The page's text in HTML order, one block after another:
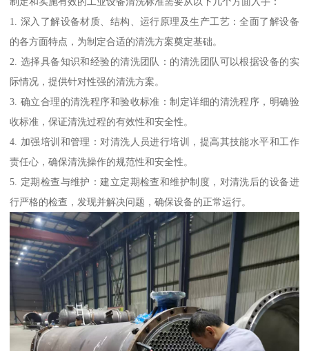
1. 深入了解设备材质、结构、运行原理及生产工艺：全面了解设备
的各方面特点，为制定合适的清洗方案奠定基础。
2. 选择具备知识和经验的清洗团队：的清洗团队可以根据设备的实
际情况，提供针对性强的清洗方案。
3. 确立合理的清洗程序和验收标准：制定详细的清洗程序，明确验
收标准，保证清洗过程的有效性和安全性。
4. 加强培训和管理：对清洗人员进行培训，提高其技能水平和工作
责任心，确保清洗操作的规范性和安全性。
5. 定期检查与维护：建立定期检查和维护制度，对清洗后的设备进
行严格的检查，发现并解决问题，确保设备的正常运行。